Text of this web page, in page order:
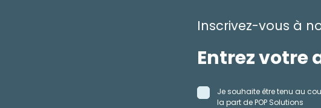
Inscrivez-vous à
Je souhaite être tenu au
la part de POP Solutions